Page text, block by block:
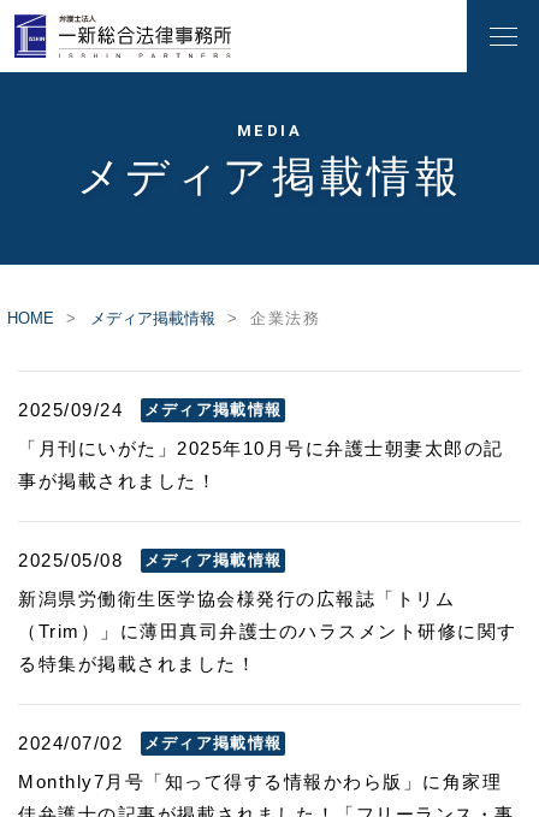
MEDIA
メディア掲載情報
HOME メディア掲載情報 企業法務
2025/09/24 メディア掲載情報
「月刊にいがた」2025年10月号に弁護士朝妻太郎の記
事が掲載されました！
2025/05/08 メディア掲載情報
新潟県労働衛生医学協会様発行の広報誌「トリム
（Trim）」に薄田真司弁護士のハラスメント研修に関す
る特集が掲載されました！
2024/07/02 メディア掲載情報
Monthly7月号「知って得する情報かわら版」に角家理